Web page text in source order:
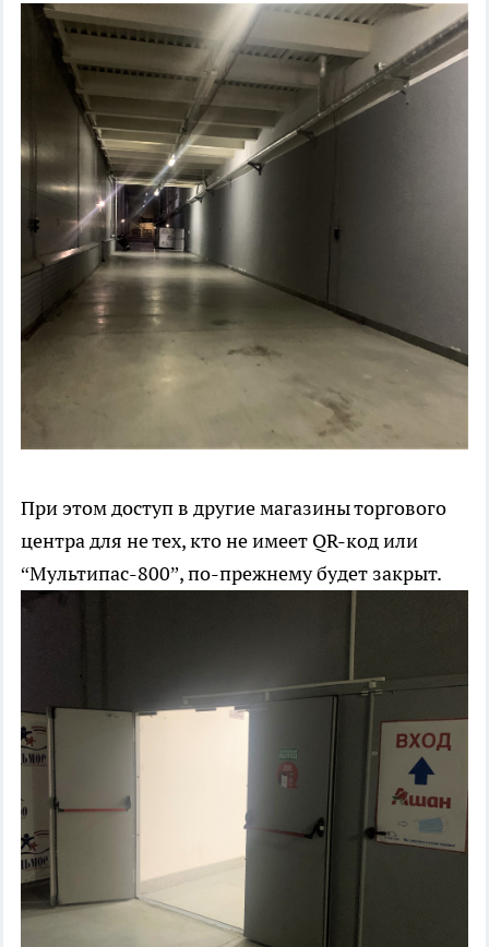
При этом доступ в другие магазины торгового
центра для не тех, кто не имеет QR-код или
“Мультипас-800”, по-прежнему будет закрыт.